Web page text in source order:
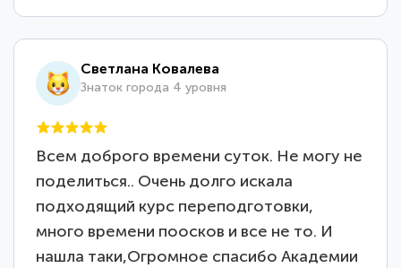
Светлана Ковалева
Знаток города 4 уровня
Всем доброго времени суток. Не могу не
поделиться.. Очень долго искала
подходящий курс переподготовки,
много времени поосков и все не то. И
нашла таки,Огромное спасибо Академии